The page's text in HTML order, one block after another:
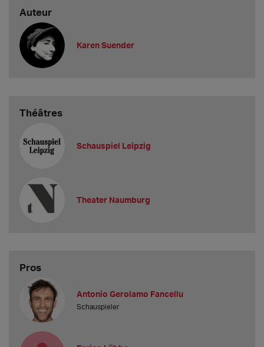
Auteur
Karen Suender
Théâtres
Schauspiel Leipzig
Theater Naumburg
Pros
Antonio Gerolamo Fancellu
Schauspieler